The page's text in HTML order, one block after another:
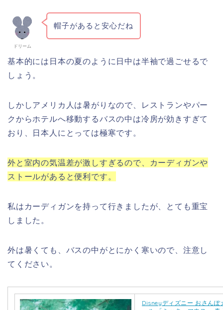
ドリーム
帽子があると安心だね
基本的には日本の夏のように日中は半袖で過ごせるで
しょう。
しかしアメリカ人は暑がりなので、レストランやパー
クからホテルへ移動するバスの中は冷房が効きすぎて
おり、日本人にとっては極寒です。
外と室内の気温差が激しすぎるので、カーディガンや
ストールがあると便利です。
私はカーディガンを持って行きましたが、とても重宝
しました。
外は暑くても、バスの中がとにかく寒いので、注意し
てください。
Disneyディズニー おさんぽ